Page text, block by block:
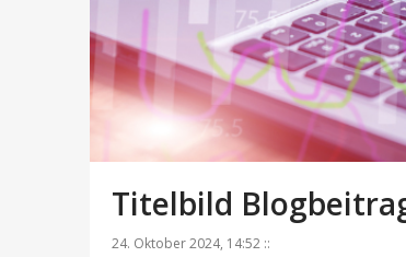
Titelbild
24. Oktober 2024, 14:52 ::